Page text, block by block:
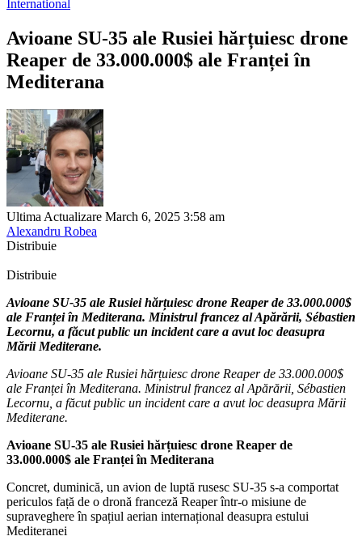
International
Avioane SU-35 ale Rusiei hărțuiesc drone
Reaper de 33.000.000$ ale Franței în
Mediterana
Ultima Actualizare March 6, 2025 3:58 am
Alexandru Robea
Distribuie
Distribuie
Avioane SU-35 ale Rusiei hărțuiesc drone Reaper de 33.000.000$
ale Franței în Mediterana. Ministrul francez al Apărării, Sébastien
Lecornu, a făcut public un incident care a avut loc deasupra
Mării Mediterane.
Avioane SU-35 ale Rusiei hărțuiesc drone Reaper de 33.000.000$
ale Franței în Mediterana. Ministrul francez al Apărării, Sébastien
Lecornu, a făcut public un incident care a avut loc deasupra Mării
Mediterane.
Avioane SU-35 ale Rusiei hărțuiesc drone Reaper de
33.000.000$ ale Franței în Mediterana
Concret, duminică, un avion de luptă rusesc SU-35 s-a comportat
periculos față de o dronă franceză Reaper într-o misiune de
supraveghere în spațiul aerian internațional deasupra estului
Mediteranei